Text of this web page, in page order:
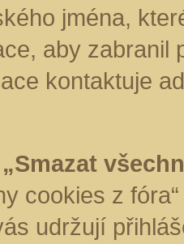
jména,
aby zabranil
kontaktuje
cookies z
udržují